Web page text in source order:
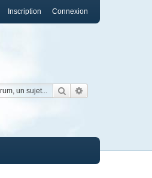
Connexion
Inscription
Rechercher